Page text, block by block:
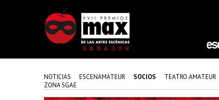
NOTICIAS ESCENAMATEUR SOCIOS
TEATRO AMATEUR
ZONA SGAE